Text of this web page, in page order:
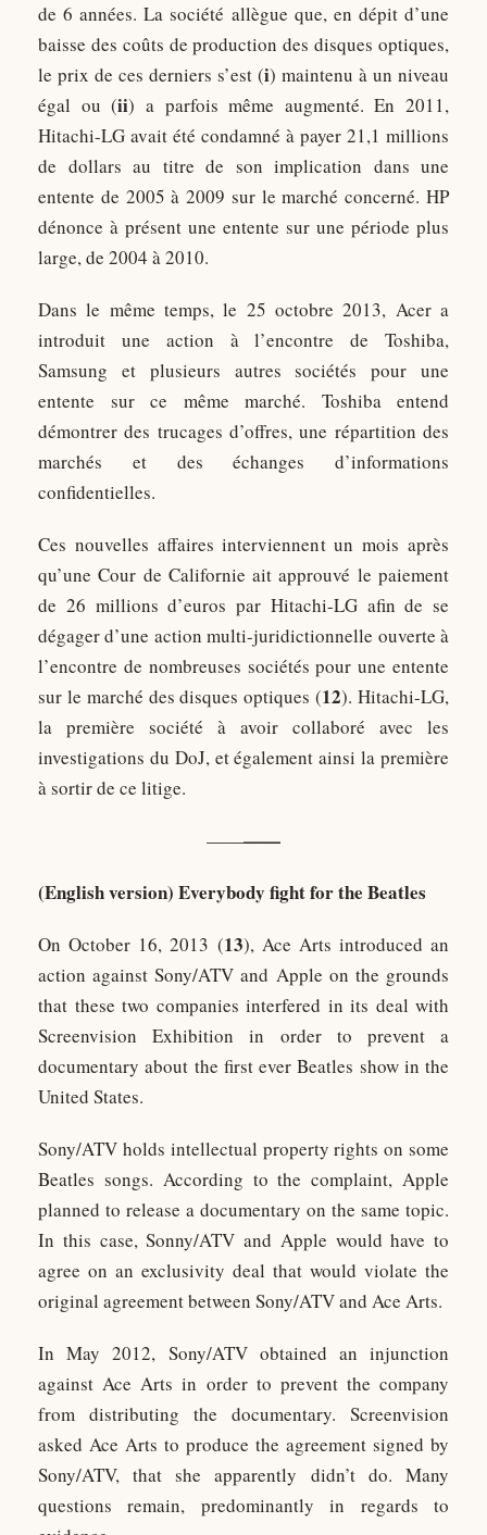
de 6 années. La société allègue que, en dépit d’une
baisse des coûts de production des disques optiques,
le prix de ces derniers s’est (i) maintenu à un niveau
égal ou (ii) a parfois même augmenté. En 2011,
Hitachi-LG avait été condamné à payer 21,1 millions
de dollars au titre de son implication dans une
entente de 2005 à 2009 sur le marché concerné. HP
dénonce à présent une entente sur une période plus
large, de 2004 à 2010.
Dans le même temps, le 25 octobre 2013, Acer a
introduit une action à l’encontre de Toshiba,
Samsung et plusieurs autres sociétés pour une
entente sur ce même marché. Toshiba entend
démontrer des trucages d’offres, une répartition des
marchés et des échanges d’informations
confidentielles.
Ces nouvelles affaires interviennent un mois après
qu’une Cour de Californie ait approuvé le paiement
de 26 millions d’euros par Hitachi-LG afin de se
dégager d’une action multi-juridictionnelle ouverte à
l’encontre de nombreuses sociétés pour une entente
sur le marché des disques optiques (12). Hitachi-LG,
la première société à avoir collaboré avec les
investigations du DoJ, et également ainsi la première
à sortir de ce litige.
————
(English version) Everybody fight for the Beatles
On October 16, 2013 (13), Ace Arts introduced an
action against Sony/ATV and Apple on the grounds
that these two companies interfered in its deal with
Screenvision Exhibition in order to prevent a
documentary about the first ever Beatles show in the
United States.
Sony/ATV holds intellectual property rights on some
Beatles songs. According to the complaint, Apple
planned to release a documentary on the same topic.
In this case, Sonny/ATV and Apple would have to
agree on an exclusivity deal that would violate the
original agreement between Sony/ATV and Ace Arts.
In May 2012, Sony/ATV obtained an injunction
against Ace Arts in order to prevent the company
from distributing the documentary. Screenvision
asked Ace Arts to produce the agreement signed by
Sony/ATV, that she apparently didn’t do. Many
questions remain, predominantly in regards to